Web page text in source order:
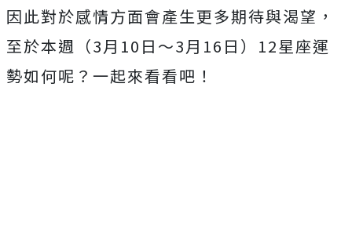
因此對於感情方面會產生更多期待與渴望，
至於本週（3月10日～3月16日）12星座運
勢如何呢？一起來看看吧！